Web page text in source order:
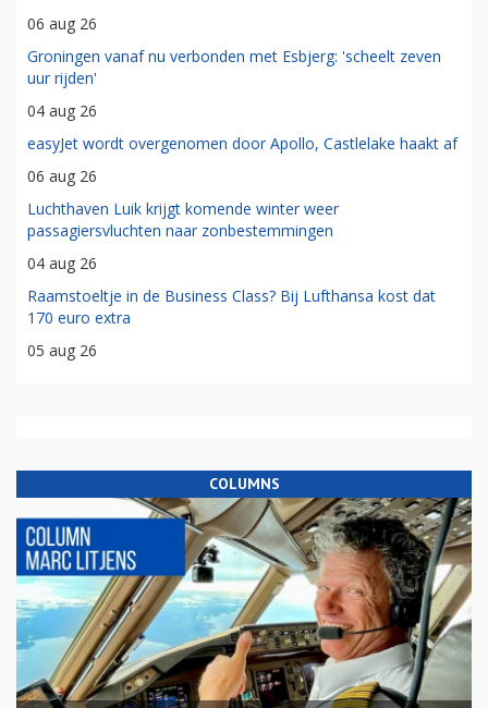
06 aug 26
Groningen vanaf nu verbonden met Esbjerg: 'scheelt zeven
uur rijden'
04 aug 26
easyJet wordt overgenomen door Apollo, Castlelake haakt af
06 aug 26
Luchthaven Luik krijgt komende winter weer
passagiersvluchten naar zonbestemmingen
04 aug 26
Raamstoeltje in de Business Class? Bij Lufthansa kost dat
170 euro extra
05 aug 26
COLUMNS